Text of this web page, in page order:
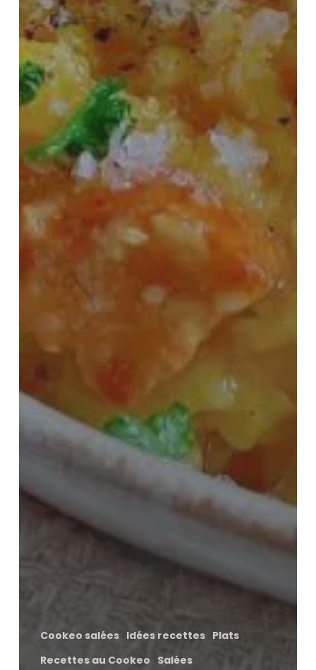
Cookeo salées Idées recettes Plats
Recettes au Cookeo Salées